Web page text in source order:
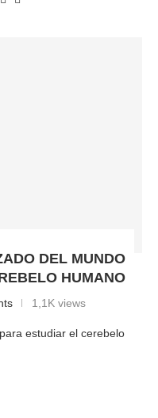
DEL MUNDO
HUMANO
1,1K views
estudiar el cerebelo